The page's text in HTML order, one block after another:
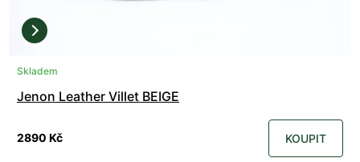
Skladem
Jenon Leather Villet BEIGE
2890 Kč KOUPIT